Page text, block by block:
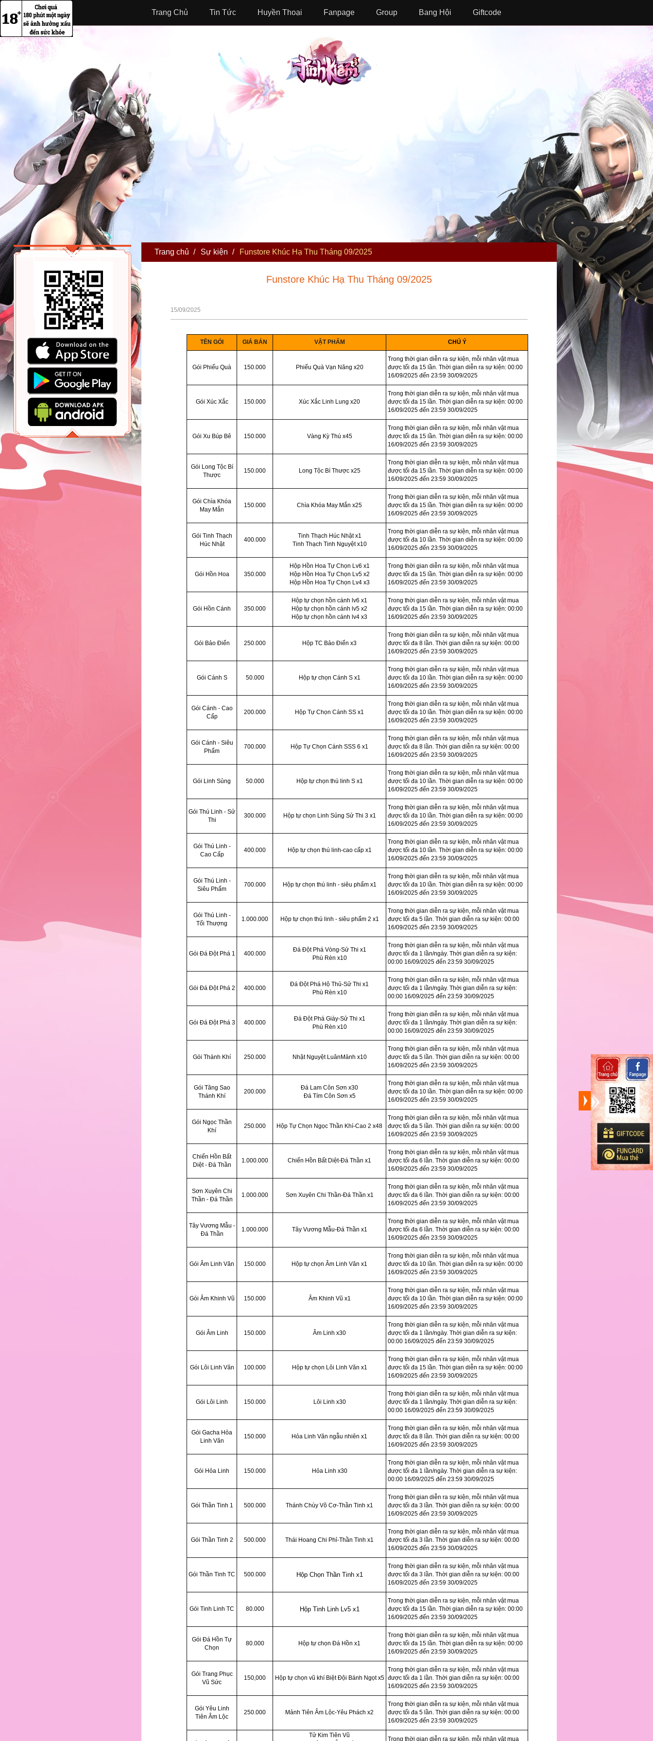
Trang Chủ Tin Tức Huyền Thoại Fanpage Group Bang Hội Giftcode
TẢI GAME Trang chủ / Sự kiện / Funstore Khúc Hạ Thu Tháng 09/2025
Funstore Khúc Hạ Thu Tháng 09/2025
15/09/2025
TÊN GÓI GIÁ BÁN VẬT PHẨM CHÚ Ý
Gói Phiếu Quà 150.000 Phiếu Quà Vạn Năng x20
Trong thời gian diễn ra sự kiện, mỗi nhân vật mua
được tối đa 15 lần. Thời gian diễn ra sự kiện: 00:00
16/09/2025 đến 23:59 30/09/2025
Gói Xúc Xắc 150.000 Xúc Xắc Linh Lung x20
Trong thời gian diễn ra sự kiện, mỗi nhân vật mua
được tối đa 15 lần. Thời gian diễn ra sự kiện: 00:00
16/09/2025 đến 23:59 30/09/2025
Gói Xu Búp Bê 150.000 Vàng Kỳ Thú x45
Trong thời gian diễn ra sự kiện, mỗi nhân vật mua
được tối đa 15 lần. Thời gian diễn ra sự kiện: 00:00
16/09/2025 đến 23:59 30/09/2025
Gói Long Tộc Bí
Thược
150.000 Long Tộc Bí Thược x25
Trong thời gian diễn ra sự kiện, mỗi nhân vật mua
được tối đa 15 lần. Thời gian diễn ra sự kiện: 00:00
16/09/2025 đến 23:59 30/09/2025
Gói Chìa Khóa
May Mắn
150.000 Chìa Khóa May Mắn x25
Trong thời gian diễn ra sự kiện, mỗi nhân vật mua
được tối đa 15 lần. Thời gian diễn ra sự kiện: 00:00
16/09/2025 đến 23:59 30/09/2025
Gói Tinh Thạch
Húc Nhật
400.000
Tinh Thạch Húc Nhật x1
Tinh Thạch Tinh Nguyệt x10
Trong thời gian diễn ra sự kiện, mỗi nhân vật mua
được tối đa 10 lần. Thời gian diễn ra sự kiện: 00:00
16/09/2025 đến 23:59 30/09/2025
Gói Hồn Hoa 350.000
Hộp Hồn Hoa Tự Chọn Lv6 x1
Hộp Hồn Hoa Tự Chọn Lv5 x2
Hộp Hồn Hoa Tự Chọn Lv4 x3
Trong thời gian diễn ra sự kiện, mỗi nhân vật mua
được tối đa 15 lần. Thời gian diễn ra sự kiện: 00:00
16/09/2025 đến 23:59 30/09/2025
Gói Hồn Cánh 350.000
Hộp tự chọn hồn cánh lv6 x1
Hộp tự chọn hồn cánh lv5 x2
Hộp tự chọn hồn cánh lv4 x3
Trong thời gian diễn ra sự kiện, mỗi nhân vật mua
được tối đa 15 lần. Thời gian diễn ra sự kiện: 00:00
16/09/2025 đến 23:59 30/09/2025
Gói Bảo Điển 250.000 Hộp TC Bảo Điển x3
Trong thời gian diễn ra sự kiện, mỗi nhân vật mua
được tối đa 8 lần. Thời gian diễn ra sự kiện: 00:00
16/09/2025 đến 23:59 30/09/2025
Gói Cánh S 50.000 Hộp tự chọn Cánh S x1
Trong thời gian diễn ra sự kiện, mỗi nhân vật mua
được tối đa 10 lần. Thời gian diễn ra sự kiện: 00:00
16/09/2025 đến 23:59 30/09/2025
Gói Cánh - Cao
Cấp
200.000 Hộp Tự Chọn Cánh SS x1
Trong thời gian diễn ra sự kiện, mỗi nhân vật mua
được tối đa 10 lần. Thời gian diễn ra sự kiện: 00:00
16/09/2025 đến 23:59 30/09/2025
Gói Cánh - Siêu
Phẩm
700.000 Hộp Tự Chọn Cánh SSS 6 x1
Trong thời gian diễn ra sự kiện, mỗi nhân vật mua
được tối đa 8 lần. Thời gian diễn ra sự kiện: 00:00
16/09/2025 đến 23:59 30/09/2025
Gói Linh Sủng 50.000 Hộp tự chọn thú linh S x1
Trong thời gian diễn ra sự kiện, mỗi nhân vật mua
được tối đa 10 lần. Thời gian diễn ra sự kiện: 00:00
16/09/2025 đến 23:59 30/09/2025
Gói Thú Linh - Sử
Thi
300.000 Hộp tự chọn Linh Sủng Sử Thi 3 x1
Trong thời gian diễn ra sự kiện, mỗi nhân vật mua
được tối đa 10 lần. Thời gian diễn ra sự kiện: 00:00
16/09/2025 đến 23:59 30/09/2025
Gói Thú Linh -
Cao Cấp
400.000 Hộp tự chọn thú linh-cao cấp x1
Trong thời gian diễn ra sự kiện, mỗi nhân vật mua
được tối đa 10 lần. Thời gian diễn ra sự kiện: 00:00
16/09/2025 đến 23:59 30/09/2025
Gói Thú Linh -
Siêu Phẩm
700.000 Hộp tự chọn thú linh - siêu phẩm x1
Trong thời gian diễn ra sự kiện, mỗi nhân vật mua
được tối đa 10 lần. Thời gian diễn ra sự kiện: 00:00
16/09/2025 đến 23:59 30/09/2025
Gói Thú Linh -
Tối Thượng
1.000.000 Hộp tự chọn thú linh - siêu phẩm 2 x1
Trong thời gian diễn ra sự kiện, mỗi nhân vật mua
được tối đa 5 lần. Thời gian diễn ra sự kiện: 00:00
16/09/2025 đến 23:59 30/09/2025
Gói Đá Đột Phá 1 400.000
Đá Đột Phá Vòng-Sử Thi x1
Phù Rèn x10
Trong thời gian diễn ra sự kiện, mỗi nhân vật mua
được tối đa 1 lần/ngày. Thời gian diễn ra sự kiện:
00:00 16/09/2025 đến 23:59 30/09/2025
Gói Đá Đột Phá 2 400.000
Đá Đột Phá Hộ Thủ-Sử Thi x1
Phù Rèn x10
Trong thời gian diễn ra sự kiện, mỗi nhân vật mua
được tối đa 1 lần/ngày. Thời gian diễn ra sự kiện:
00:00 16/09/2025 đến 23:59 30/09/2025
Gói Đá Đột Phá 3 400.000
Đá Đột Phá Giày-Sử Thi x1
Phù Rèn x10
Trong thời gian diễn ra sự kiện, mỗi nhân vật mua
được tối đa 1 lần/ngày. Thời gian diễn ra sự kiện:
00:00 16/09/2025 đến 23:59 30/09/2025
Gói Thánh Khí 250.000 Nhật Nguyệt LuânMảnh x10
Trong thời gian diễn ra sự kiện, mỗi nhân vật mua
được tối đa 5 lần. Thời gian diễn ra sự kiện: 00:00
16/09/2025 đến 23:59 30/09/2025
Gói Tăng Sao
Thánh Khí
200.000
Đá Lam Côn Sơn x30
Đá Tím Côn Sơn x5
Trong thời gian diễn ra sự kiện, mỗi nhân vật mua
được tối đa 10 lần. Thời gian diễn ra sự kiện: 00:00
16/09/2025 đến 23:59 30/09/2025
Gói Ngọc Thần
Khí
250.000 Hộp Tự Chọn Ngọc Thần Khí-Cao 2 x48
Trong thời gian diễn ra sự kiện, mỗi nhân vật mua
được tối đa 5 lần. Thời gian diễn ra sự kiện: 00:00
16/09/2025 đến 23:59 30/09/2025
Chiến Hồn Bất
Diệt - Đá Thần
1.000.000 Chiến Hồn Bất Diệt-Đá Thần x1
Trong thời gian diễn ra sự kiện, mỗi nhân vật mua
được tối đa 6 lần. Thời gian diễn ra sự kiện: 00:00
16/09/2025 đến 23:59 30/09/2025
Sơn Xuyên Chi
Thần - Đá Thần
1.000.000 Sơn Xuyên Chi Thần-Đá Thần x1
Trong thời gian diễn ra sự kiện, mỗi nhân vật mua
được tối đa 6 lần. Thời gian diễn ra sự kiện: 00:00
16/09/2025 đến 23:59 30/09/2025
Tây Vương Mẫu -
Đá Thần
1.000.000 Tây Vương Mẫu-Đá Thần x1
Trong thời gian diễn ra sự kiện, mỗi nhân vật mua
được tối đa 6 lần. Thời gian diễn ra sự kiện: 00:00
16/09/2025 đến 23:59 30/09/2025
Gói Âm Linh Văn 150.000 Hộp tự chọn Âm Linh Văn x1
Trong thời gian diễn ra sự kiện, mỗi nhân vật mua
được tối đa 10 lần. Thời gian diễn ra sự kiện: 00:00
16/09/2025 đến 23:59 30/09/2025
Gói Âm Khinh Vũ 150.000 Âm Khinh Vũ x1
Trong thời gian diễn ra sự kiện, mỗi nhân vật mua
được tối đa 10 lần. Thời gian diễn ra sự kiện: 00:00
16/09/2025 đến 23:59 30/09/2025
Gói Âm Linh 150.000 Âm Linh x30
Trong thời gian diễn ra sự kiện, mỗi nhân vật mua
được tối đa 1 lần/ngày. Thời gian diễn ra sự kiện:
00:00 16/09/2025 đến 23:59 30/09/2025
Gói Lôi Linh Văn 100.000 Hộp tự chọn Lôi Linh Văn x1
Trong thời gian diễn ra sự kiện, mỗi nhân vật mua
được tối đa 15 lần. Thời gian diễn ra sự kiện: 00:00
16/09/2025 đến 23:59 30/09/2025
Gói Lôi Linh 150.000 Lôi Linh x30
Trong thời gian diễn ra sự kiện, mỗi nhân vật mua
được tối đa 1 lần/ngày. Thời gian diễn ra sự kiện:
00:00 16/09/2025 đến 23:59 30/09/2025
Gói Gacha Hỏa
Linh Văn
150.000 Hỏa Linh Văn ngẫu nhiên x1
Trong thời gian diễn ra sự kiện, mỗi nhân vật mua
được tối đa 8 lần. Thời gian diễn ra sự kiện: 00:00
16/09/2025 đến 23:59 30/09/2025
Gói Hỏa Linh 150.000 Hỏa Linh x30
Trong thời gian diễn ra sự kiện, mỗi nhân vật mua
được tối đa 1 lần/ngày. Thời gian diễn ra sự kiện:
00:00 16/09/2025 đến 23:59 30/09/2025
Gói Thần Tinh 1 500.000 Thánh Chùy Võ Cơ-Thần Tinh x1
Trong thời gian diễn ra sự kiện, mỗi nhân vật mua
được tối đa 3 lần. Thời gian diễn ra sự kiện: 00:00
16/09/2025 đến 23:59 30/09/2025
Gói Thần Tinh 2 500.000 Thái Hoang Chi Phỉ-Thần Tinh x1
Trong thời gian diễn ra sự kiện, mỗi nhân vật mua
được tối đa 3 lần. Thời gian diễn ra sự kiện: 00:00
16/09/2025 đến 23:59 30/09/2025
Gói Thần Tinh TC 500.000 Hộp Chọn Thần Tinh x1
Trong thời gian diễn ra sự kiện, mỗi nhân vật mua
được tối đa 3 lần. Thời gian diễn ra sự kiện: 00:00
16/09/2025 đến 23:59 30/09/2025
Gói Tinh Linh TC 80.000 Hộp Tinh Linh Lv5 x1
Trong thời gian diễn ra sự kiện, mỗi nhân vật mua
được tối đa 15 lần. Thời gian diễn ra sự kiện: 00:00
16/09/2025 đến 23:59 30/09/2025
Gói Đá Hồn Tự
Chọn
80.000 Hộp tự chọn Đá Hồn x1
Trong thời gian diễn ra sự kiện, mỗi nhân vật mua
được tối đa 15 lần. Thời gian diễn ra sự kiện: 00:00
16/09/2025 đến 23:59 30/09/2025
Gói Trang Phục
Vũ Sức
150,000 Hộp tự chọn vũ khí Biệt Đội Bánh Ngọt x5
Trong thời gian diễn ra sự kiện, mỗi nhân vật mua
được tối đa 1 lần. Thời gian diễn ra sự kiện: 00:00
16/09/2025 đến 23:59 30/09/2025
Gói Yêu Linh
Tiên Âm Lộc
250.000 Mảnh Tiên Âm Lộc-Yêu Phách x2
Trong thời gian diễn ra sự kiện, mỗi nhân vật mua
được tối đa 5 lần. Thời gian diễn ra sự kiện: 00:00
16/09/2025 đến 23:59 30/09/2025
Tử Kim Tiên Vũ
Trong thời gian diễn ra sự kiện, mỗi nhân vật mua